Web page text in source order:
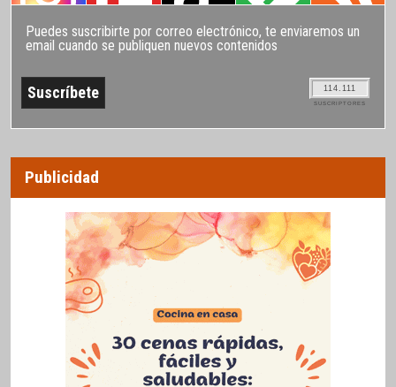
Puedes suscribirte por correo electrónico, te enviaremos un
email cuando se publiquen nuevos contenidos
114.111
SUSCRIPTORES
Publicidad